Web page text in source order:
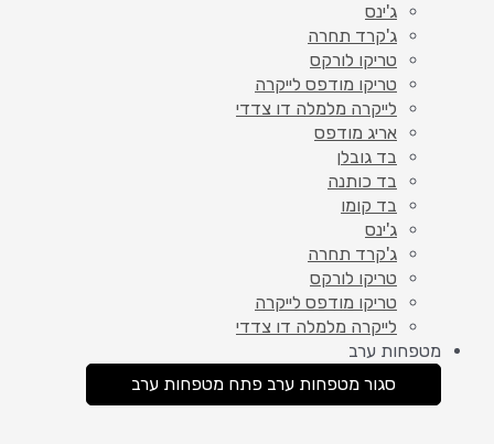
ג'ינס
ג'קרד תחרה
טריקו לורקס
טריקו מודפס לייקרה
לייקרה מלמלה דו צדדי
אריג מודפס
בד גובלן
בד כותנה
בד קומו
ג'ינס
ג'קרד תחרה
טריקו לורקס
טריקו מודפס לייקרה
לייקרה מלמלה דו צדדי
מטפחות ערב
סגור מטפחות ערב פתח מטפחות ערב